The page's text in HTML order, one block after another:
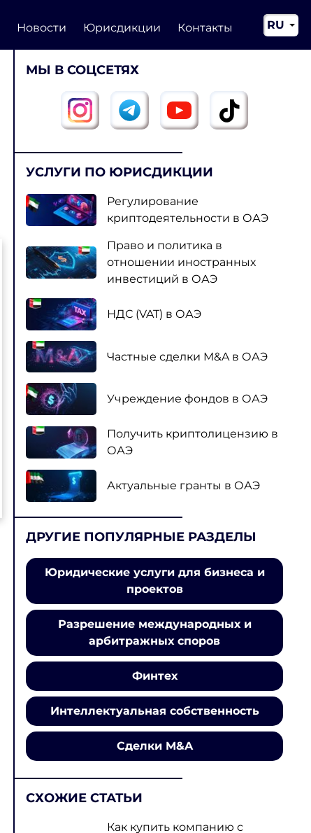
Новости Юрисдикции Контакты
RU
EN
МЫ В СОЦСЕТЯХ
УСЛУГИ ПО ЮРИСДИКЦИИ
Регулирование
криптодеятельности в ОАЭ
Право и политика в
отношении иностранных
инвестиций в ОАЭ
НДС (VAT) в ОАЭ
Частные сделки M&A в ОАЭ
Учреждение фондов в ОАЭ
Получить криптолицензию в
ОАЭ
Актуальные гранты в ОАЭ
ДРУГИЕ ПОПУЛЯРНЫЕ РАЗДЕЛЫ
Юридические услуги для бизнеса и
проектов
Разрешение международных и
арбитражных споров
Финтех
Интеллектуальная собственность
Сделки M&A
СХОЖИЕ СТАТЬИ
Как купить компанию с